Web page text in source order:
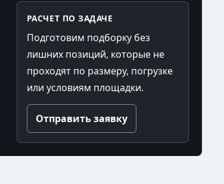
РАСЧЕТ ПО ЗАДАЧЕ
Подготовим подборку без
лишних позиций, которые не
проходят по размеру, погрузке
или условиям площадки.
Отправить заявку